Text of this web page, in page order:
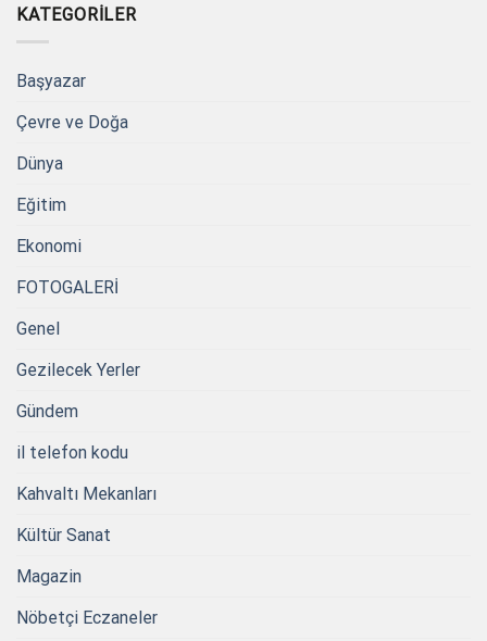
KATEGORILER
Başyazar
Çevre ve Doğa
Dünya
Eğitim
Ekonomi
FOTOGALERİ
Genel
Gezilecek Yerler
Gündem
il telefon kodu
Kahvaltı Mekanları
Kültür Sanat
Magazin
Nöbetçi Eczaneler